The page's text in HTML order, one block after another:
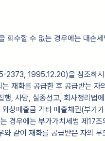
회수할 수 없는 경우에는 대손
2373, 1995.12.20)을 참조하
재화를 공급한 후 공급받는 자
, 사망, 실종선고, 회사정리법
상매출금 기타 매출채권(부가
경우에는 부가가치세법 제17
같이 재화를 공급받은 자의